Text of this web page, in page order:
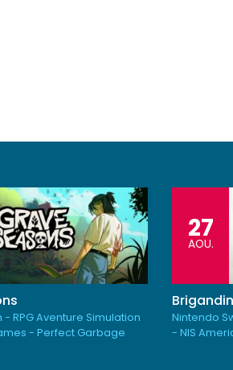
- RPG Aventure Simulation
- Perfect Garbage
27
AOU.
Nintendo
- NIS